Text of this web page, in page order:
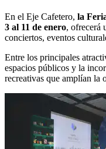
En el Eje Cafetero, la
3 al 11 de enero, ofrecerá
conciertos, eventos
Entre los principales
espacios públicos y la
recreativas que amplían la